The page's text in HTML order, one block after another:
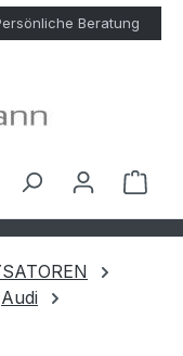
Beratung
Audi